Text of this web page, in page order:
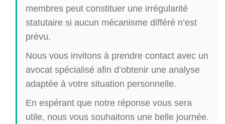
membres peut constituer une irrégularité
statutaire si aucun mécanisme différé n’est
prévu.
Nous vous invitons à prendre contact avec un
avocat spécialisé afin d’obtenir une analyse
adaptée à votre situation personnelle.
En espérant que notre réponse vous sera
utile, nous vous souhaitons une belle journée.